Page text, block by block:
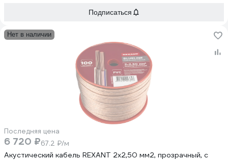
Подписаться
Нет в наличии
Последняя цена
6 720 ₽67.2 ₽/м
Акустический кабель REXANT 2х2,50 мм2, прозрачный, с